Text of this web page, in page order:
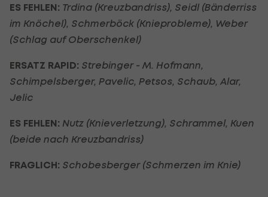
ES FEHLEN: Trdina (Kreuzbandriss), Seidl (Bänderriss
im Knöchel), Schmerböck (Knieprobleme), Weber
(Schlag auf Oberschenkel)
ERSATZ RAPID: Strebinger - M. Hofmann,
Schimpelsberger, Pavelic, Petsos, Schaub, Alar,
Jelic
ES FEHLEN: Nutz (Knieverletzung), Schrammel, Kuen
(beide nach Kreuzbandriss)
FRAGLICH: Schobesberger (Schmerzen im Knie)